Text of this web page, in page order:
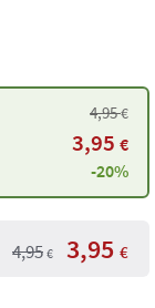
4,95€
3,95 €
-20%
4,95 € 3,95 €